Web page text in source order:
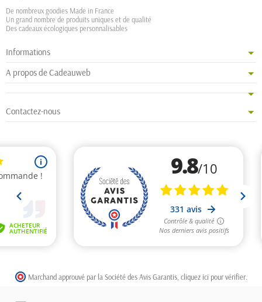
De nombreux goodies Made in France
Un grand nombre de produits uniques et de qualité
Des cadeaux écologiques personnalisables
Informations
A propos de Cadeauweb
Contactez-nous
Marchand approuvé par la Société des Avis Garantis, cliquez ici pour vérifier